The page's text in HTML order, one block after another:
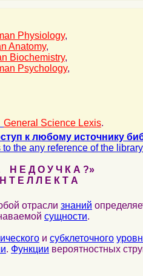
Physiology,
Anatomy,
Biochemistry,
Psychology,
General Science Lexis.
к любому источнику
the any reference of the
Е Д О У Ч К А ?»
Е Л Л Е К Т А
отрасли знаний
сущности.
и субклеточного
. Функции вероятностных